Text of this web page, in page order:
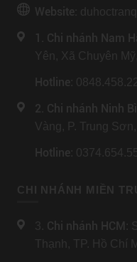
Website:
1. Chi nhánh Nam
Yên, Xã Chuyên
Hotline:
2. Chi nhánh Ninh
Vàng, P. Trung
Hotline:
CHI NHÁNH MIỀN
3. Chi nhánh HCM :
Thạnh, TP. Hồ Chí